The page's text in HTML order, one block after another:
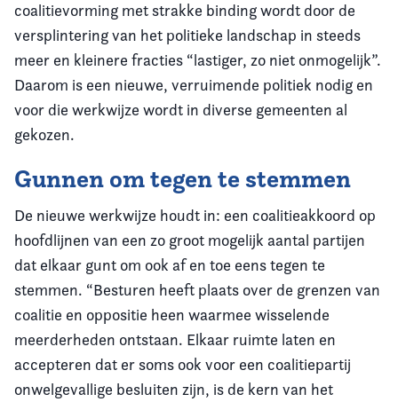
coalitievorming met strakke binding wordt door de
versplintering van het politieke landschap in steeds
meer en kleinere fracties “lastiger, zo niet onmogelijk”.
Daarom is een nieuwe, verruimende politiek nodig en
voor die werkwijze wordt in diverse gemeenten al
gekozen.
Gunnen om tegen te stemmen
De nieuwe werkwijze houdt in: een coalitieakkoord op
hoofdlijnen van een zo groot mogelijk aantal partijen
dat elkaar gunt om ook af en toe eens tegen te
stemmen. “Besturen heeft plaats over de grenzen van
coalitie en oppositie heen waarmee wisselende
meerderheden ontstaan. Elkaar ruimte laten en
accepteren dat er soms ook voor een coalitiepartij
onwelgevallige besluiten zijn, is de kern van het